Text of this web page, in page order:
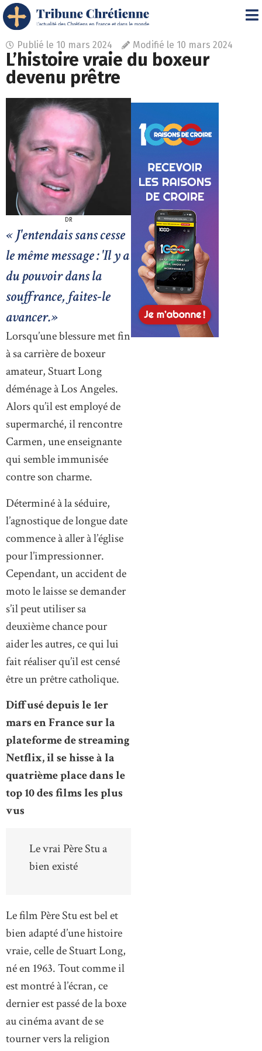
Publié le 10 mars 2024 Modifié le 10 mars 2024
L’histoire vraie du boxeur
devenu prêtre
DR
« J'entendais sans cesse
le même message : 'Il y a
du pouvoir dans la
souffrance, faites-le
avancer.»
Lorsqu’une blessure met fin
à sa carrière de boxeur
amateur, Stuart Long
déménage à Los Angeles.
Alors qu’il est employé de
supermarché, il rencontre
Carmen, une enseignante
qui semble immunisée
contre son charme.
Déterminé à la séduire,
l’agnostique de longue date
commence à aller à l’église
pour l’impressionner.
Cependant, un accident de
moto le laisse se demander
s’il peut utiliser sa
deuxième chance pour
aider les autres, ce qui lui
fait réaliser qu’il est censé
être un prêtre catholique.
Diffusé depuis le 1er
mars en France sur la
plateforme de streaming
Netflix, il se hisse à la
quatrième place dans le
top 10 des films les plus
vus
Le vrai Père Stu a
bien existé
Le film Père Stu est bel et
bien adapté d’une histoire
vraie, celle de Stuart Long,
né en 1963. Tout comme il
est montré à l’écran, ce
dernier est passé de la boxe
au cinéma avant de se
tourner vers la religion